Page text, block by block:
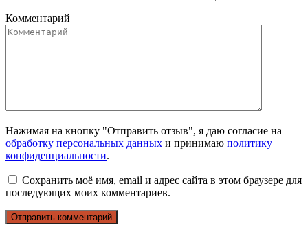
Комментарий
Нажимая на кнопку "Отправить отзыв", я даю согласие на
обработку персональных данных и принимаю политику
конфиденциальности.
Сохранить моё имя, email и адрес сайта в этом браузере для
последующих моих комментариев.